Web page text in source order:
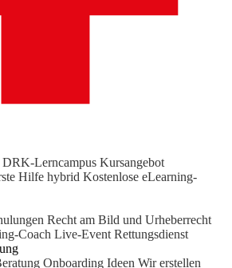
Lerncampus Kursangebot
Hilfe hybrid Kostenlose eLearning-
Recht am Bild und Urheberrecht
Coach Live-Event Rettungsdienst
Onboarding Ideen Wir erstellen